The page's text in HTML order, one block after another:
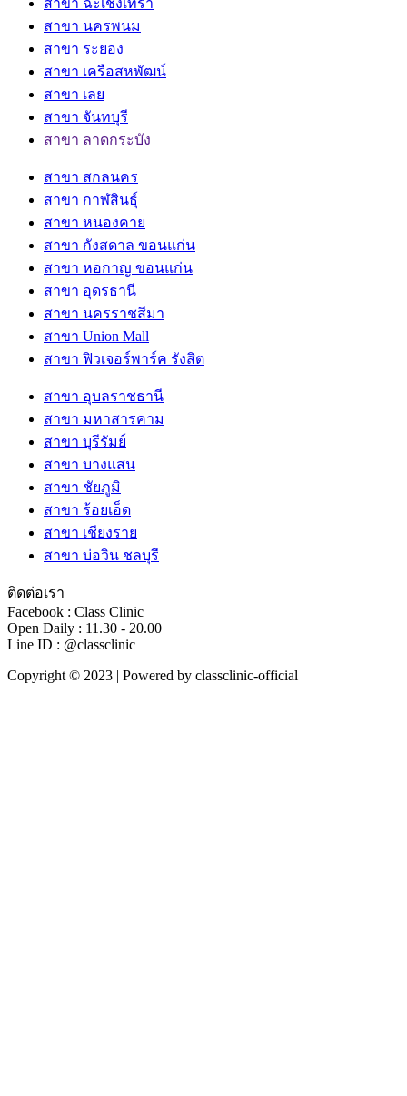
สาขา นครพนม
สาขา ระยอง
สาขา เครือสหพัฒน์
สาขา เลย
สาขา จันทบุรี
สาขา ลาดกระบัง
สาขา สกลนคร
สาขา กาฬสินธุ์
สาขา หนองคาย
สาขา กังสดาล ขอนแก่น
สาขา หอกาญ ขอนแก่น
สาขา อุดรธานี
สาขา นครราชสีมา
สาขา Union Mall
สาขา ฟิวเจอร์พาร์ค รังสิต
สาขา อุบลราชธานี
สาขา มหาสารคาม
สาขา บุรีรัมย์
สาขา บางแสน
สาขา ชัยภูมิ
สาขา ร้อยเอ็ด
สาขา เชียงราย
สาขา บ่อวิน ชลบุรี
ติดต่อเรา
Facebook : Class Clinic
Open Daily : 11.30 - 20.00
Line ID : @classclinic​
Copyright © 2023 | Powered by classclinic-official